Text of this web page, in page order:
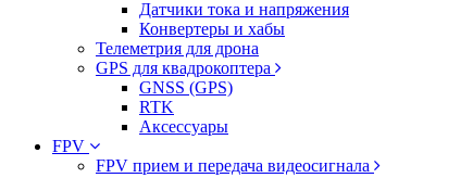
Датчики тока и напряжения
Конвертеры и хабы
Телеметрия для дрона
GPS для квадрокоптера
GNSS (GPS)
RTK
Аксессуары
FPV
FPV прием и передача видеосигнала